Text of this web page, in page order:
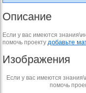
Описание
Если у вас имеются
помочь проекту добавьте
Изображения
Если у вас имеются
помочь